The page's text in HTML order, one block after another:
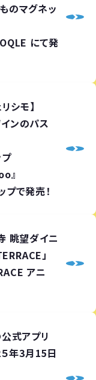
のマグネッ
にて発
シモ】
ンのパス
』
プで発売！
眺望ダイニ
」
アニ
式アプリ
５年3月15日